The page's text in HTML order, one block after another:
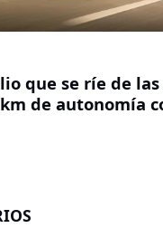
que se ríe de
de autonomía